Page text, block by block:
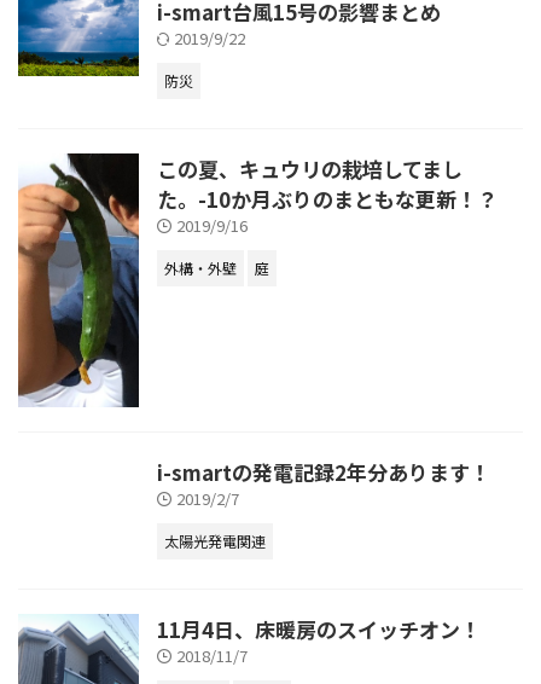
i-smart台風15号の影響まとめ
2019/9/22
防災
この夏、キュウリの栽培してまし
た。-10か月ぶりのまともな更新！？
2019/9/16
外構・外壁 庭
i-smartの発電記録2年分あります！
2019/2/7
太陽光発電関連
11月4日、床暖房のスイッチオン！
2018/11/7